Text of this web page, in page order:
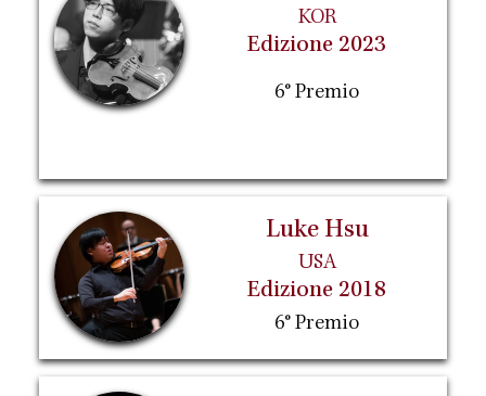
KOR
Edizione 2023
6° Premio
Luke Hsu
USA
Edizione 2018
6° Premio